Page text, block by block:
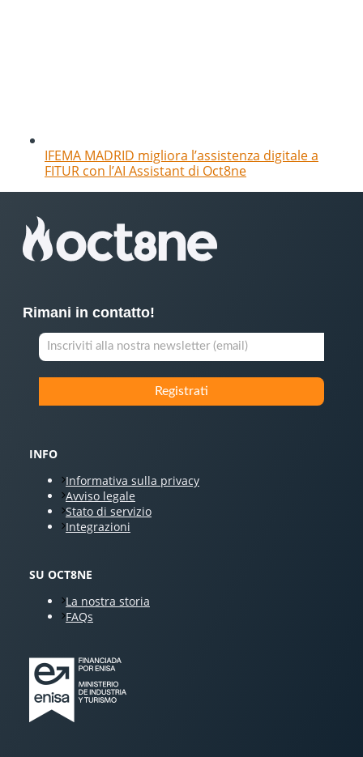
IFEMA MADRID migliora l’assistenza digitale a
FITUR con l’AI Assistant di Oct8ne
Rimani in contatto!
INFO
Informativa sulla privacy
Avviso legale
Stato di servizio
Integrazioni
SU OCT8NE
La nostra storia
FAQs